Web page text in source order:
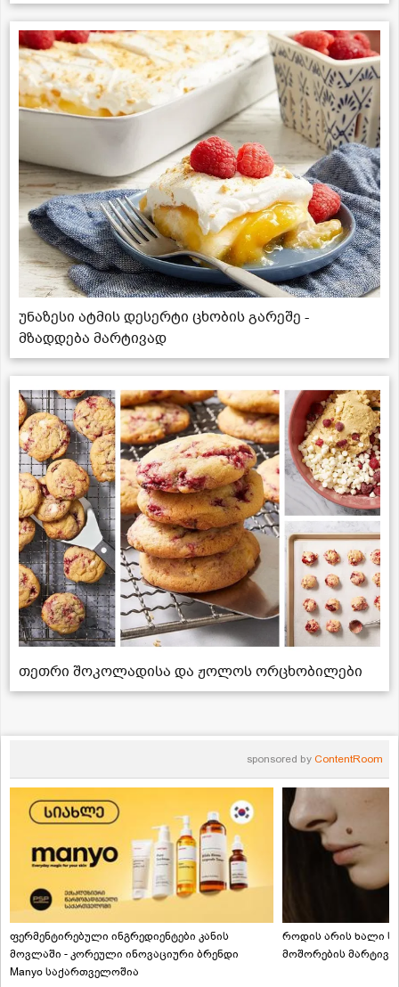
უნაზესი ატმის დესერტი ცხობის გარეშე -
მზადდება მარტივად
თეთრი შოკოლადისა და ჟოლოს ორცხობილები
sponsored by ContentRoom
ფერმენტირებული ინგრედიენტები კანის
მოვლაში - კორეული ინოვაციური ბრენდი
Manyo საქართველოშია
როდის არის ხალი
მოშორების